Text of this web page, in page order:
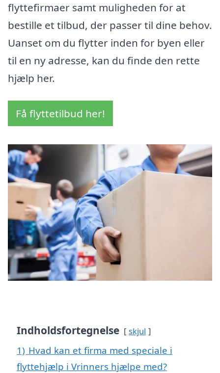
flyttefirmaer samt muligheden for at
bestille et tilbud, der passer til dine behov.
Uanset om du flytter inden for byen eller
til en ny adresse, kan du finde den rette
hjælp her.
Få flyttetilbud her!
Indholdsfortegnelse skjul
1) Hvad kan et firma med speciale i
flyttehjælp i Vrinners hjælpe med?